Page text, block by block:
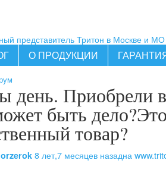
представитель Тритон в Москве и МО
О ПРОДУКЦИИ
день. Приобрели
быть
товар?
8 лет,7 месяцев назадна